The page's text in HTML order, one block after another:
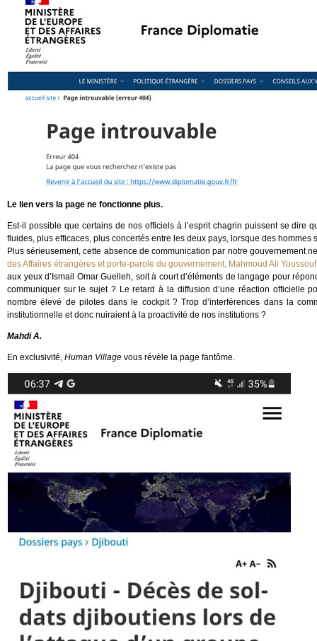
Le lien vers la page ne fonctionne plus.
Est-il possible que certains de nos officiels à l’esprit chagrin puissent se
fluides, plus efficaces, plus concertés entre les deux pays, lorsque des hommes
Plus sérieusement, cette absence de communication par notre gouvernement
des Affaires étrangères et porte-parole du gouvernement, Mahmoud Ali Youssouf
aux yeux d’Ismail Omar Guelleh, soit à court d’éléments de langage pour
communiquer sur le sujet ? Le retard à la diffusion d’une réaction officielle
nombre élevé de pilotes dans le cockpit ? Trop d’interférences dans la
institutionnelle et donc nuiraient à la proactivité de nos institutions ?
Mahdi A.
En exclusivité, Human Village vous révèle la page fantôme.